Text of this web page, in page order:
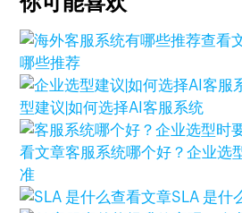
查看
哪些推荐
型建议|如何选择AI客服系统
看文章客服系统哪个好？企业选
准
查看文章SLA 是什